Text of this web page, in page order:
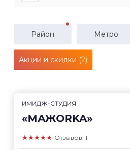
Район Метро
Акции и скидки (2)
ИМИДЖ-СТУДИЯ
«МАЖОRKA»
★★★★★ Отзывов: 1